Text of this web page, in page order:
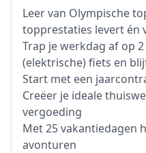
Leer van Olympische
topprestaties levert én
Trap je werkdag af op
(elektrische) fiets en
Start met een
Creëer je ideale
vergoeding
Met 25 vakantiedagen
avonturen